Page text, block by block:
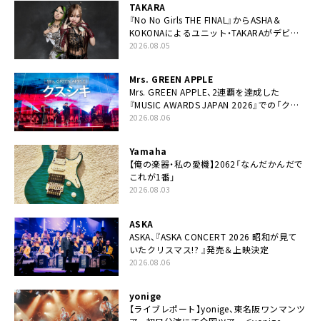
TAKARA
『No No Girls THE FINAL』からASHA＆
KOKONAによるユニット・TAKARAがデビュ
ー
2026.08.05
Mrs. GREEN APPLE
Mrs. GREEN APPLE、2連覇を達成した
『MUSIC AWARDS JAPAN 2026』での「クス
シキ」ライブパフォーマンスをYouTube公開
2026.08.06
Yamaha
【俺の楽器・私の愛機】2062「なんだかんだで
これが1番」
2026.08.03
ASKA
ASKA、『ASKA CONCERT 2026 昭和が見て
いたクリスマス!? 』発売＆上映決定
2026.08.06
yonige
【ライブレポート】yonige、東名阪ワンマンツ